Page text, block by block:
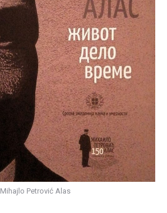
Mihajlo Petrović Alas